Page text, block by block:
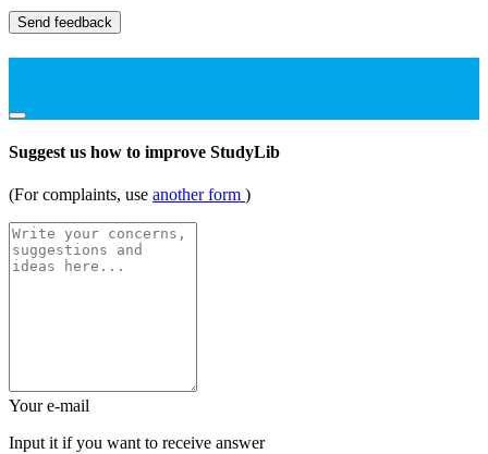
Send feedback
Suggest us how to improve StudyLib
(For complaints, use another form )
Your e-mail
Input it if you want to receive answer